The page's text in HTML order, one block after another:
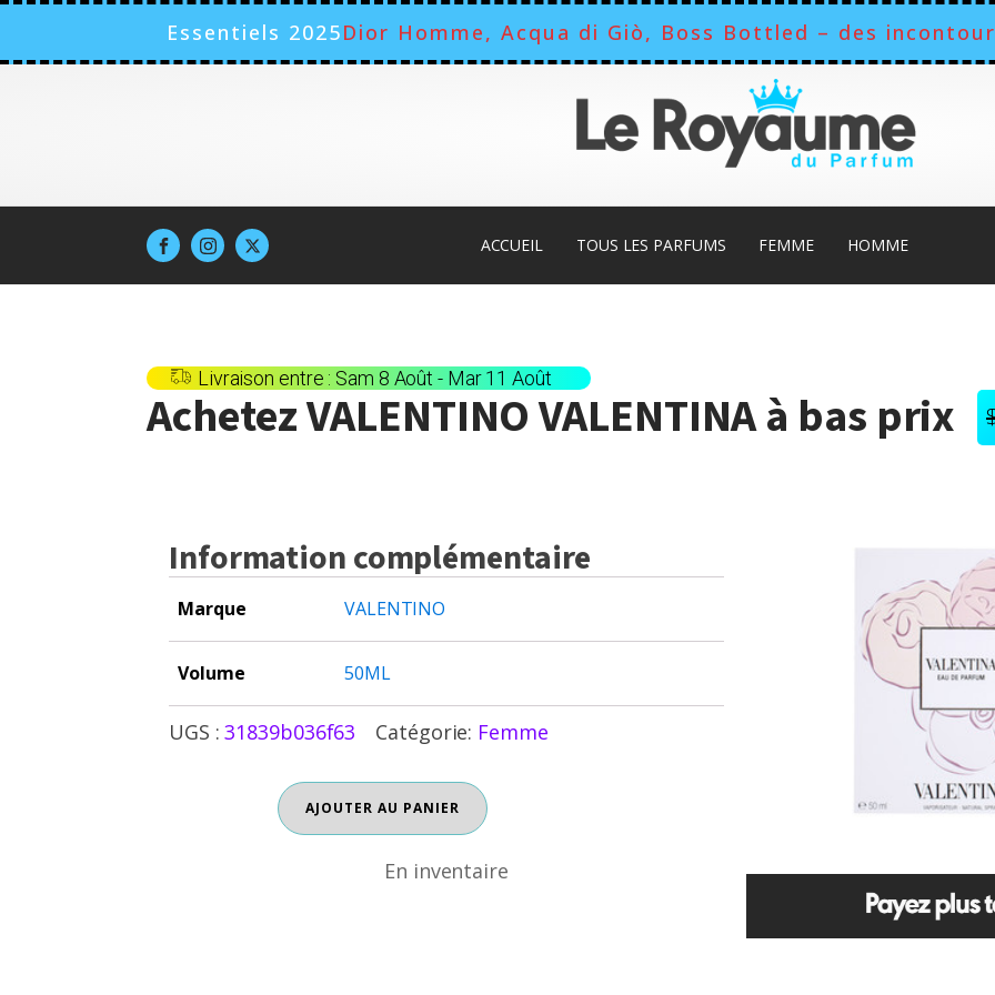
Essentiels 2025Dior Homme, Acqua di Giò, Boss Bottled – des
ACCUEIL TOUS LES PARFUMS FEMME HOMME
Livraison entre : Sam 8 Août - Mar 11 Août
AchetezVALENTINO VALENTINAà bas prix
Information complémentaire
Marque VALENTINO
Volume 50ML
UGS :31839b036f63 Catégorie: Femme
quantité
de
AJOUTER AU PANIER
En inventaire